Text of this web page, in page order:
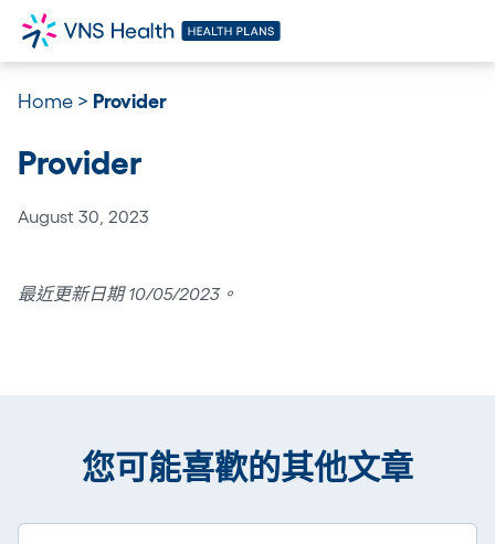
Home > Provider
Provider
August 30, 2023
最近更新日期 10/05/2023。
您可能喜歡的其他文章